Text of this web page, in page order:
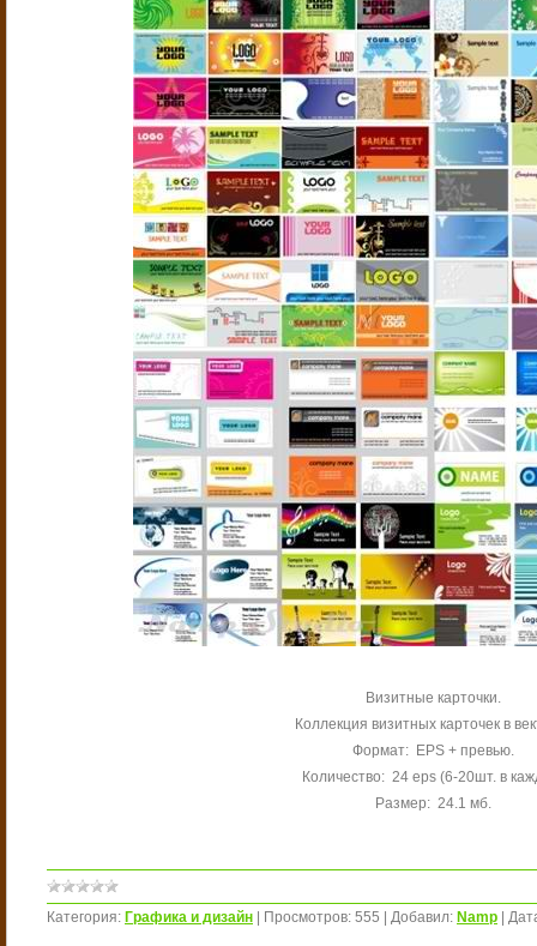
Визитные карточки.
Коллекция визитных карточек в
Формат: EPS + превью.
Количество: 24 eps (6-20шт. в
Размер: 24.1 мб.
Категория: Графика и дизайн Просмотров: 555 Добавил: Namp